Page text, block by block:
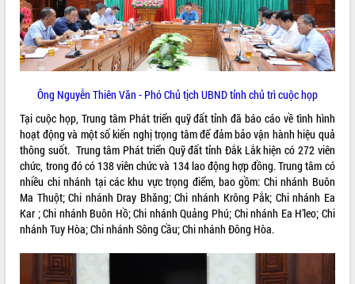
Ông Nguyễn Thiên Văn - Phó Chủ tịch UBND tỉnh chủ trì cuộc họp
Tại cuộc họp, Trung tâm Phát triển quỹ đất tỉnh đã báo cáo về tình hình
hoạt động và một số kiến nghị trọng tâm để đảm bảo vận hành hiệu quả
thông suốt. Trung tâm Phát triển Quỹ đất tỉnh Đắk Lắk hiện có 272 viên
chức, trong đó có 138 viên chức và 134 lao động hợp đồng. Trung tâm có
nhiều chi nhánh tại các khu vực trọng điểm, bao gồm: Chi nhánh Buôn
Ma Thuột; Chi nhánh Dray Bhăng; Chi nhánh Krông Pắk; Chi nhánh Ea
Kar ; Chi nhánh Buôn Hồ; Chi nhánh Quảng Phú; Chi nhánh Ea H’leo; Chi
nhánh Tuy Hòa; Chi nhánh Sông Cầu; Chi nhánh Đông Hòa.